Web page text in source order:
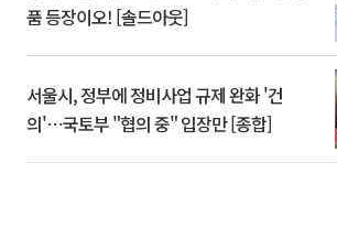
품 등장이오! [솔드아웃]
서울시, 정부에 정비사업 규제 완화 '건
의'⋯국토부 "협의 중" 입장만 [종합]